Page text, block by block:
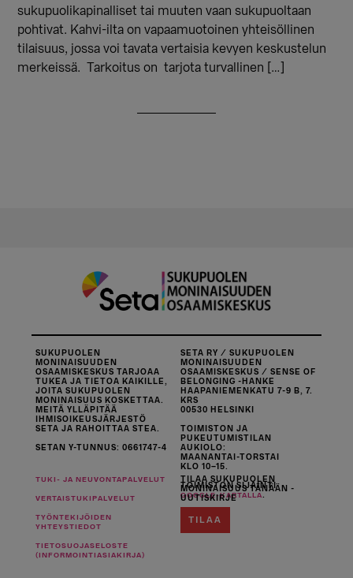
sukupuolikapinalliset tai muuten vaan sukupuoltaan
pohtivat. Kahvi-ilta on vapaamuotoinen yhteisöllinen
tilaisuus, jossa voi tavata vertaisia kevyen keskustelun
merkeissä. Tarkoitus on tarjota turvallinen […]
SUKUPUOLEN
MONINAISUUDEN
OSAAMISKESKUS TARJOAA
TUKEA JA TIETOA KAIKILLE,
JOITA SUKUPUOLEN
MONINAISUUS KOSKETTAA.
MEITÄ YLLÄPITÄÄ
IHMISOIKEUSJÄRJESTÖ
SETA JA RAHOITTAA STEA.
SETAN Y-TUNNUS: 0661747-4
SETA RY / SUKUPUOLEN
MONINAISUUDEN
OSAAMISKESKUS / SENSE OF
BELONGING -HANKE
HAAPANIEMENKATU 7-9 B, 7.
KRS
00530 HELSINKI
TOIMISTON JA
PUKEUTUMISTILAN
AUKIOLO:
MAANANTAI-TORSTAI
KLO 10–15.
TOIMISTON SIJAINTI
GOOGLE-KARTALLA.
TUKI- JA NEUVONTAPALVELUT
VERTAISTUKIPALVELUT
TYÖNTEKIJÖIDEN
YHTEYSTIEDOT
TIETOSUOJASELOSTE
(INFORMOINTIASIAKIRJA)
TILAA SUKUPUOLEN
MONINAISUUS TÄNÄÄN -
UUTISKIRJE
TILAA